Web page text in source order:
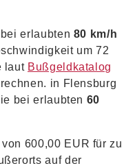
erlaubten 80 km/h
um 72
laut Bußgeldkatalog
in Flensburg
bei erlaubten 60
600,00 EUR für zu
auf der